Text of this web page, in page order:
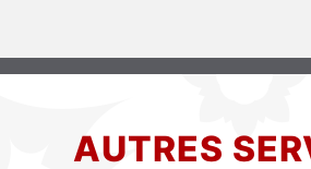
AUTRES